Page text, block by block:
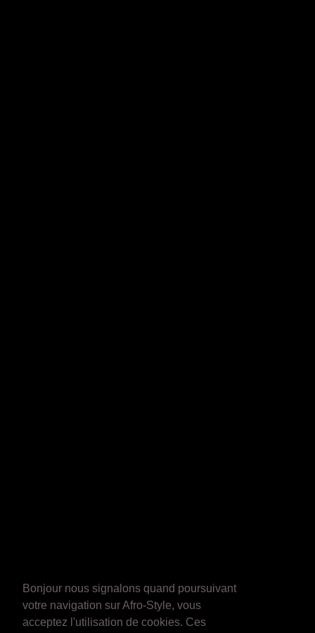
Bonjour nous signalons quand poursuivant
votre navigation sur Afro-Style, vous
acceptez l'utilisation de cookies. Ces